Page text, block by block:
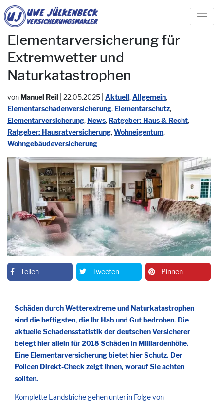
Elementarversicherung für
Extremwetter und
Naturkatastrophen
von Manuel Reil 22.05.2025 Aktuell,Allgemein,
Elementarschadenversicherung, Elementarschutz,
Elementarversicherung, News, Ratgeber: Haus & Recht,
Ratgeber: Hausratversicherung,Wohneigentum,
Wohngebäudeversicherung
Teilen Tweeten Pinnen
Schäden durch Wetterextreme und Naturkatastrophen
sind die heftigsten, die Ihr Hab und Gut bedrohen. Die
aktuelle Schadensstatistik der deutschen Versicherer
belegt hier allein für 2018 Schäden in Milliardenhöhe.
Eine Elementarversicherung bietet hier Schutz. Der
Policen Direkt-Check zeigt Ihnen, worauf Sie achten
sollten.
Komplette Landstriche gehen unter in Folge von